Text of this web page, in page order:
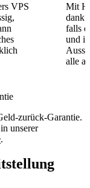
VPS
Mit
dank
falls
und
alle
zurück-Garantie.
unserer
.